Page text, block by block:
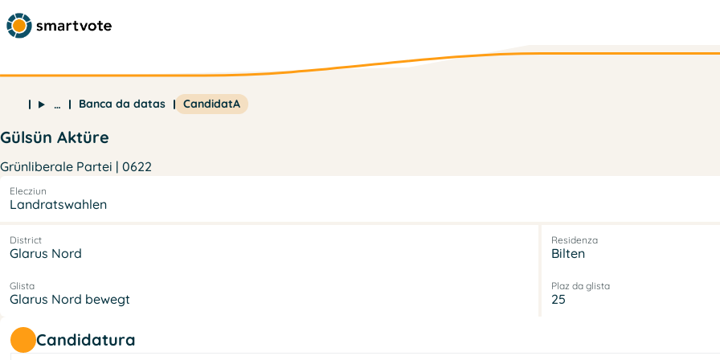
… Banca da datas CandidatA
Gülsün Aktüre
Grünliberale Partei | 0622
Elecziun
Landratswahlen
District
Glarus Nord
Residenza
Bilten
Glista
Glarus Nord bewegt
Plaz da glista
25
Candidatura